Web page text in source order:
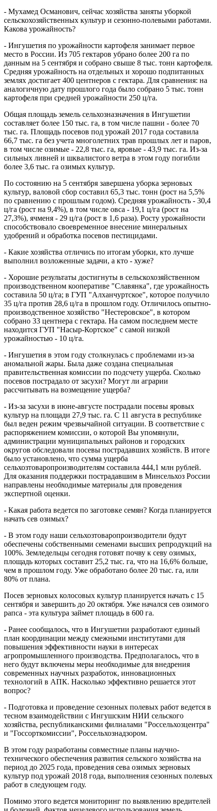
- Мухамед Османович, сейчас хозяйства заняты уборкой
сельскохозяйственных культур и сезонно-полевыми работами.
Какова урожайность?
- Ингушетия по урожайности картофеля занимает первое
место в России. Из 705 гектаров убрано более 200 га по
данным на 5 сентября и собрано свыше 8 тыс. тонн картофеля.
Средняя урожайность на отдельных и хорошо подпитанных
землях достигает 400 центнеров с гектара. Для сравнения: на
аналогичную дату прошлого года было собрано 5 тыс. тонн
картофеля при средней урожайности 250 ц/га.
Общая площадь земель сельхозназначения в Ингушетии
составляет более 150 тыс. га, в том числе пашни - более 70
тыс. га. Площадь посевов под урожай 2017 года составила
66,7 тыс. га без учета многолетних трав прошлых лет и паров,
в том числе озимые - 22,8 тыс. га, яровые - 43,9 тыс. га. Из-за
сильных ливней и шквалистого ветра в этом году погибли
более 3,6 тыс. га озимых культур.
По состоянию на 5 сентября завершена уборка зерновых
культур, валовой сбор составил 65,3 тыс. тонн (рост на 5,5%
по сравнению с прошлым годом). Средняя урожайность - 30,4
ц/га (рост на 9,4%), в том числе овса - 19,1 ц/га (рост на
27,3%), ячменя - 29 ц/га (рост в 1,6 раза). Росту урожайности
способствовало своевременное внесение минеральных
удобрений и обработка посевов пестицидами.
- Какие хозяйства отличись по итогам уборки, кто лучше
выполнил возложенные задачи, а кто - хуже?
- Хорошие результаты достигнуты в сельскохозяйственном
производственном кооперативе "Славянка", где урожайность
составила 50 ц/га; в ГУП "Алханчуртское", которое получило
35 ц/га против 28,6 ц/га в прошлом году. Отличилось опытно-
производственное хозяйство "Нестеровское", в котором
собрано 33 центнера с гектара. На самом последнем месте
находится ГУП "Насыр-Кортское" с самой низкой
урожайностью - 10 ц/га.
- Ингушетия в этом году столкнулась с проблемами из-за
аномальной жары. Была даже создана специальная
правительственная комиссии по подсчету ущерба. Сколько
посевов пострадало от засухи? Могут ли аграрии
рассчитывать на возмещение ущерба?
- Из-за засухи в июне-августе пострадали посевы яровых
культур на площади 27,9 тыс. га. С 11 августа в республике
был веден режим чрезвычайной ситуации. В соответствие с
распоряжением комиссии, о которой Вы упомянули,
администрации муниципальных районов и городских
округов обследовали посевы пострадавших хозяйств. В итоге
было установлено, что сумма ущерба
сельхозтоваропроизводителям составила 444,1 млн рублей.
Для оказания поддержки пострадавшим в Минсельхоз России
направлены необходимые материалы для проведения
экспертной оценки.
- Какая работа ведется по заготовке семян? Когда планируется
начать сев озимых?
- В этом году наши сельхозтоваропроизводители будут
обеспечены собственными семенами высших репродукций на
100%. Земледельцы сегодня готовят почву к севу озимых,
площадь которых составит 25,2 тыс. га, что на 16,6% больше,
чем в прошлом году. Уже обработано более 20 тыс. га, или
80% от плана.
Посев зерновых колосовых культур планируется начать с 15
сентября и завершить до 20 октября. Уже начался сев озимого
рапса - эта культура займет площадь в 600 га.
- Ранее сообщалось, что в Ингушетии разработают единый
план координации между смежными институтами для
повышения эффективности науки в интересах
агропромышленного производства. Предполагалось, что в
него будут включены меры необходимые для внедрения
современных научных разработок, инновационных
технологий в АПК. Насколько эффективно решается этот
вопрос?
- Подготовка и проведение сезонных полевых работ ведется в
тесном взаимодействии с Ингушским НИИ сельского
хозяйства, республиканскими филиалами "Россельхозцентра"
и "Госсорткомиссии", Россельхознадзором.
В этом году разработаны совместные планы научно-
технического обеспечения развития сельского хозяйства на
период до 2025 года, проведения сева озимых зерновых
культур под урожай 2018 года, выполнения сезонных полевых
работ в следующем году.
Помимо этого ведется мониторинг по выявлению вредителей